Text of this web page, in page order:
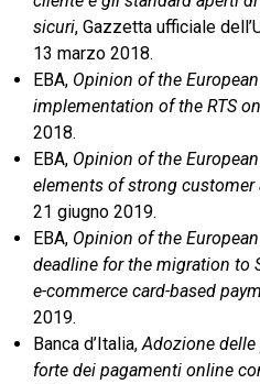
sicuri, Gazzetta ufficiale
13 marzo 2018.
EBA, Opinion of the
implementation of the RTS
2018.
EBA, Opinion of the
elements of strong
21 giugno 2019.
EBA, Opinion of the
deadline for the migration to
e-commerce card-based
2019.
Banca d’Italia, Adozione
forte dei pagamenti online